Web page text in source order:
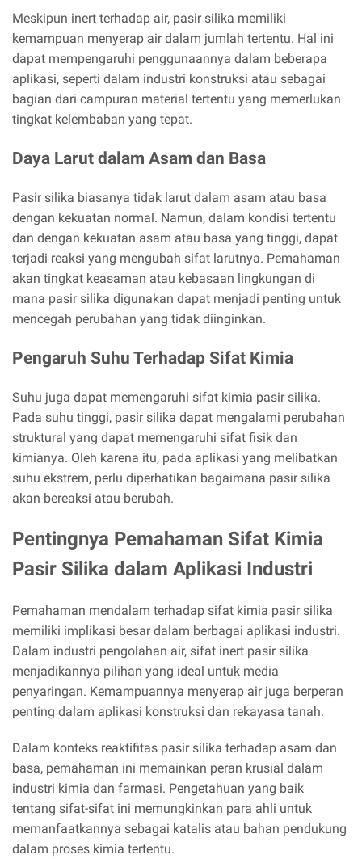
Meskipun inert terhadap air, pasir silika memiliki
kemampuan menyerap air dalam jumlah tertentu. Hal ini
dapat mempengaruhi penggunaannya dalam beberapa
aplikasi, seperti dalam industri konstruksi atau sebagai
bagian dari campuran material tertentu yang memerlukan
tingkat kelembaban yang tepat.
Daya Larut dalam Asam dan Basa
Pasir silika biasanya tidak larut dalam asam atau basa
dengan kekuatan normal. Namun, dalam kondisi tertentu
dan dengan kekuatan asam atau basa yang tinggi, dapat
terjadi reaksi yang mengubah sifat larutnya. Pemahaman
akan tingkat keasaman atau kebasaan lingkungan di
mana pasir silika digunakan dapat menjadi penting untuk
mencegah perubahan yang tidak diinginkan.
Pengaruh Suhu Terhadap Sifat Kimia
Suhu juga dapat memengaruhi sifat kimia pasir silika.
Pada suhu tinggi, pasir silika dapat mengalami perubahan
struktural yang dapat memengaruhi sifat fisik dan
kimianya. Oleh karena itu, pada aplikasi yang melibatkan
suhu ekstrem, perlu diperhatikan bagaimana pasir silika
akan bereaksi atau berubah.
Pentingnya Pemahaman Sifat Kimia
Pasir Silika dalam Aplikasi Industri
Pemahaman mendalam terhadap sifat kimia pasir silika
memiliki implikasi besar dalam berbagai aplikasi industri.
Dalam industri pengolahan air, sifat inert pasir silika
menjadikannya pilihan yang ideal untuk media
penyaringan. Kemampuannya menyerap air juga berperan
penting dalam aplikasi konstruksi dan rekayasa tanah.
Dalam konteks reaktifitas pasir silika terhadap asam dan
basa, pemahaman ini memainkan peran krusial dalam
industri kimia dan farmasi. Pengetahuan yang baik
tentang sifat-sifat ini memungkinkan para ahli untuk
memanfaatkannya sebagai katalis atau bahan pendukung
dalam proses kimia tertentu.